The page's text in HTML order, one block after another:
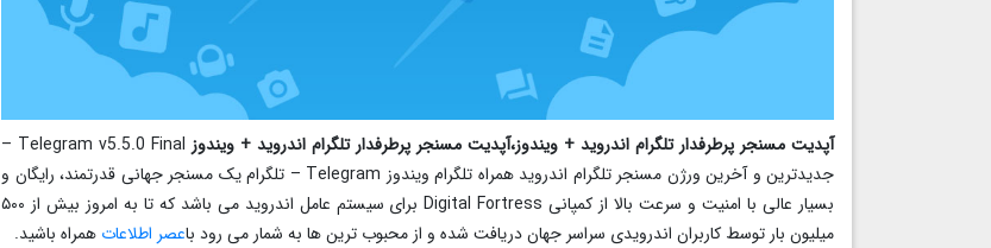
آپدیت مسنجر پرطرفدار تلگرام اندروید + ویندوز،آپدیت مسنجر پرطرفدار تلگرام اندروید + ویندوز
Telegram v5.5.0 Final –
جدیدترین و آخرین ورژن مسنجر تلگرام اندروید همراه تلگرام ویندوز Telegram – تلگرام یک مسنجر جهانی قدرتمند، رایگان و
بسیار عالی با امنیت و سرعت بالا از کمپانی Digital Fortress برای سیستم عامل اندروید می باشد که تا به امروز بیش از ۵۰۰
میلیون بار توسط کاربران اندرویدی سراسر جهان دریافت شده و از محبوب ترین ها به شمار می رود باعصر اطلاعات همراه باشید.